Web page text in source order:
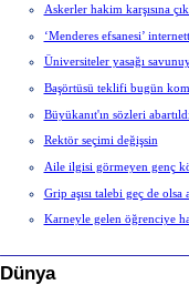
Askerler hakim karşısına
‘Menderes efsanesi’
Üniversiteler yasağı
Başörtüsü teklifi bugün
Büyükanıt'ın sözleri
Rektör seçimi değişsin
Aile ilgisi görmeyen genç
Grip aşısı talebi geç de olsa
Karneyle gelen öğrenciye
Dünya